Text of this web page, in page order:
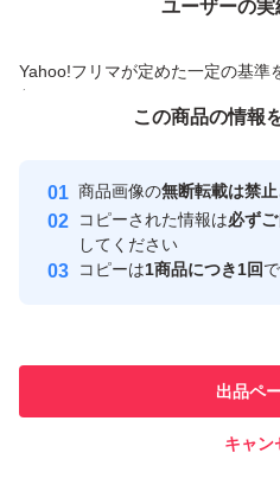
ユーザーの実
Yahoo!フリマが定めた一定の基準
付与しています
安心取引出品者
取引実績
価格の相談
この商品の情報
商品画像の無断転載は禁止
コピーされた情報は必ず
してください
コピーは1商品につき1回
出品ペ
キャン
この商品をみている人にオス